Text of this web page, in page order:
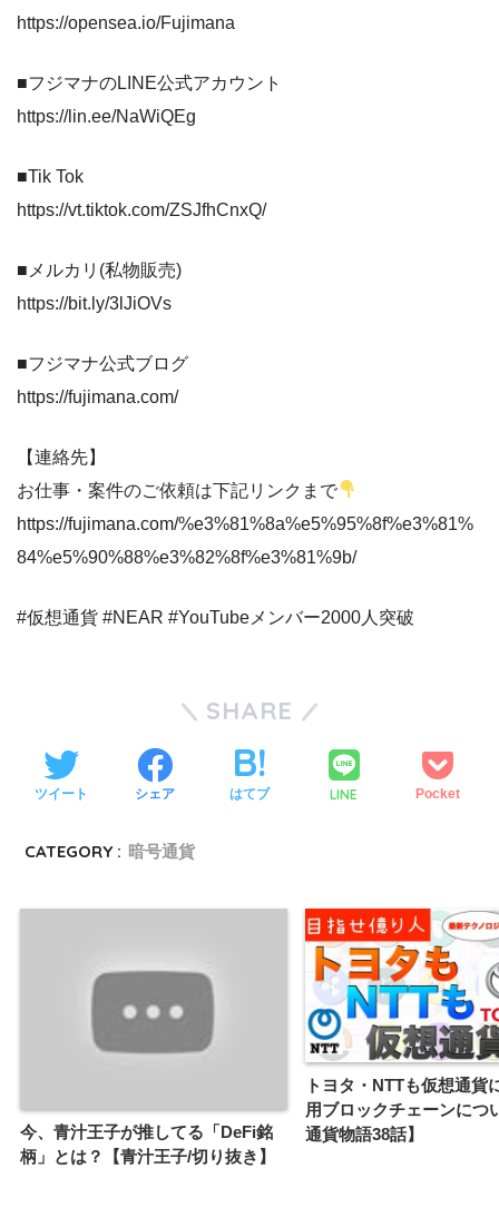
https://opensea.io/Fujimana
■フジマナのLINE公式アカウント
https://lin.ee/NaWiQEg
■Tik Tok
https://vt.tiktok.com/ZSJfhCnxQ/
■メルカリ(私物販売)
https://bit.ly/3lJiOVs
■フジマナ公式ブログ
https://fujimana.com/
【連絡先】
お仕事・案件のご依頼は下記リンクまで
https://fujimana.com/%e3%81%8a%e5%95%8f%e3%81%
84%e5%90%88%e3%82%8f%e3%81%9b/
#仮想通貨 #NEAR #YouTubeメンバー2000人突破
SHARE
ツイート シェア はてブ LINE Pocket
CATEGORY : 暗号通貨
今、青汁王子が推してる「DeFi銘
柄」とは？【青汁王子/切り抜き】
トヨタ・NTTも仮想通貨
用ブロックチェーンにつ
通貨物語38話】